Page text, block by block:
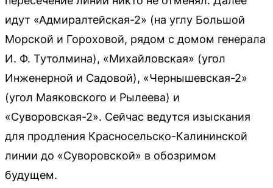
идут «Адмиралтейская-2» (на углу Большой
Морской и Гороховой, рядом с домом генерала
И. Ф. Тутолмина), «Михайловская» (угол
Инженерной и Садовой), «Чернышевская-2»
(угол Маяковского и Рылеева) и
«Суворовская-2». Сейчас ведутся изыскания
для продления Красносельско-Калининской
линии до «Суворовской» в обозримом
будущем.